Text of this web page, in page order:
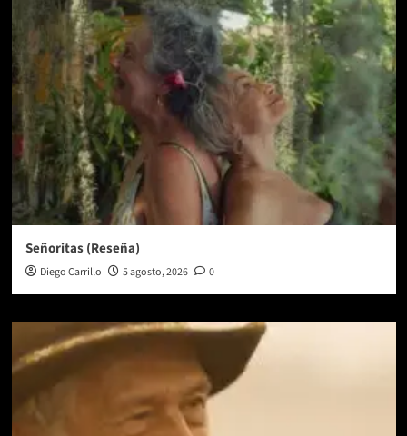
Señoritas (Reseña)
Diego Carrillo 5 agosto, 2026 0